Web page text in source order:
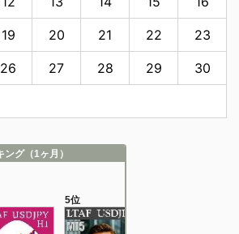
19 20 21 22 23
26 27 28 29 30